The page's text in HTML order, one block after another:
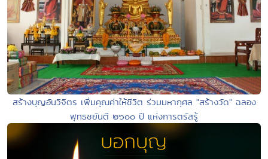
สร้างบุญอันวิจิตร เพิ่มคุณค่าให้ชีวิต ร่วมมหากุศล "สร้างวัด" ฉลอง
พุทธชยันตี ๒๖๐๐ ปี แห่งการตรัสรู้